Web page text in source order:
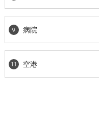
病院
空港